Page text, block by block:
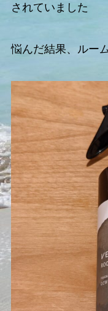
されていました
悩んだ結果、ルー